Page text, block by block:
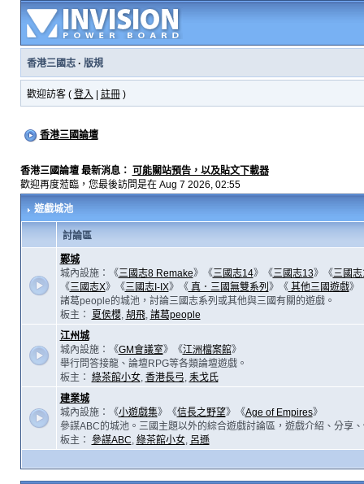
香港三國志· 版規
歡迎訪客 ( 登入 註冊)
香港三國論壇
香港三國論壇 最新消息： 可能關站預告，以及貼文下載器
歡迎再度蒞臨，您最後訪問是在 Aug 7 2026, 02:55
遊戲城池
討論區
鄴城
城內設施：《三國志8 Remake》《三國志14》《三國志13》《三國
《三國志X》《三國志I-IX》《真．三國無雙系列 》《其他三國遊戲》
諸葛people的城池，討論三國志系列或其他與三國有關的遊戲。
板主：
夏侯櫻, 胡飛, 諸葛people
江州城
城內設施：《GM會議室》《江洲檔案館》
舉行問答接龍、論壇RPG等各類論壇遊戲。
板主： 綠茶館小女, 香港長弓, 耒戈氏
建業城
城內設施：《小遊戲集》《信長之野望》《Age of Empires》
參謀ABC的城池。三國主題以外的綜合遊戲討論區，遊戲介紹、分享
板主： 參謀ABC, 綠茶館小女, 呂遜